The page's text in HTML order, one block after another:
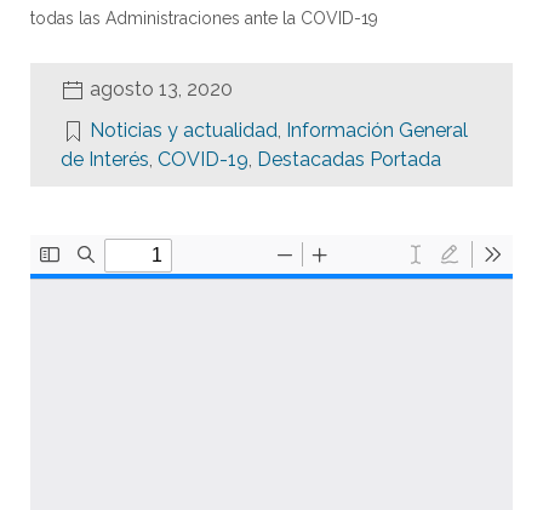
todas las Administraciones ante la COVID-19
agosto 13, 2020
Noticias y actualidad, Información General
de Interés, COVID-19, Destacadas Portada